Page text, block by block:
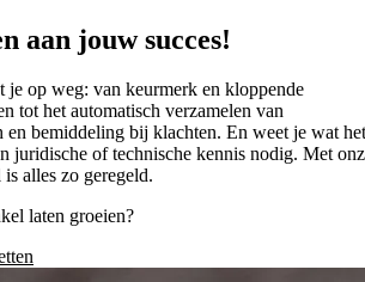
aan jouw succes!
op weg: van keurmerk en kloppende
tot het automatisch verzamelen van
en bemiddeling bij klachten. En weet je wat het
juridische of technische kennis nodig. Met
alles zo geregeld.
laten groeien?